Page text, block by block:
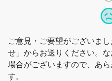
ご意見・ご要望がございま
せ」からお送りください。
場合がございますので、あ
す。